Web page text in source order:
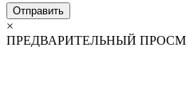
Отправить
×
ПРЕДВАРИТЕЛЬНЫЙ